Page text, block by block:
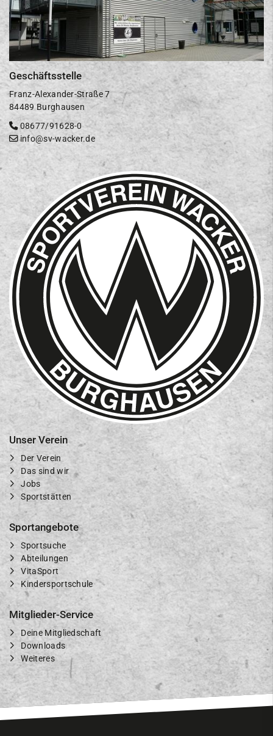
Geschäftsstelle
Franz-Alexander-Straße 7
84489 Burghausen
08677/91628-0
info@sv-wacker.de
Unser Verein
Der Verein
Das sind wir
Jobs
Sportstätten
Sportangebote
Sportsuche
Abteilungen
VitaSport
Kindersportschule
Mitglieder-Service
Deine Mitgliedschaft
Downloads
Weiteres